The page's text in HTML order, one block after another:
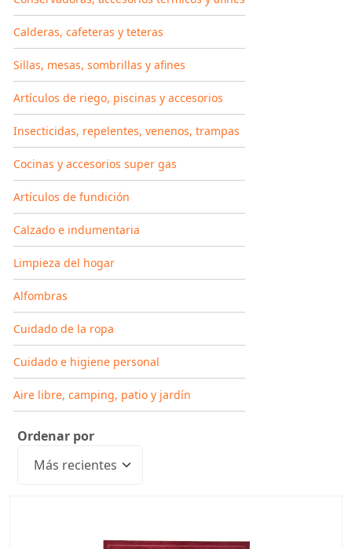
Ordenar por
Calderas, cafeteras y teteras
Sillas, mesas, sombrillas y afines
Artículos de riego, piscinas y accesorios
Insecticidas, repelentes, venenos, trampas
Cocinas y accesorios super gas
Artículos de fundición
Calzado e indumentaria
Limpieza del hogar
Alfombras
Cuidado de la ropa
Cuidado e higiene personal
Aire libre, camping, patio y jardín